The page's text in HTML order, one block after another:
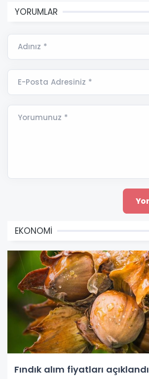
YORUMLAR
Adınız *
E-Posta Adresiniz *
Yorumunuz *
EKONOMİ
Fındık alım fiyatları açıklandı